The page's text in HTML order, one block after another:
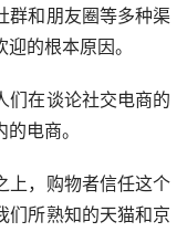
群和朋友圈等多种渠
的根本原因。
们在谈论社交电商的
电商。
上，购物者信任这个
们所熟知的天猫和京